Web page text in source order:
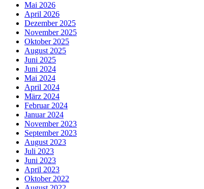
Mai 2026
April 2026
Dezember 2025
November 2025
Oktober 2025
August 2025
Juni 2025
Juni 2024
Mai 2024
April 2024
März 2024
Februar 2024
Januar 2024
November 2023
September 2023
August 2023
Juli 2023
Juni 2023
April 2023
Oktober 2022